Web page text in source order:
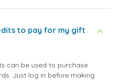
to pay for my gift
can be used to purchase
Just log in before making